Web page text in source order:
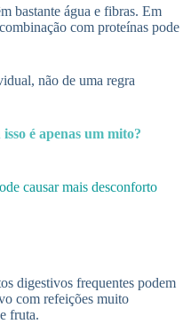
bastante água e fibras. Em
com proteínas pode
não de uma regra
é apenas um mito?
causar mais desconforto
digestivos frequentes podem
com refeições muito
fruta.